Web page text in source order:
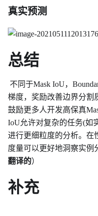
真实预测
总结
不同于Mask IoU，
梯度，奖励改善边界分割
鼓励更多人开发高保真
IoU允许对复杂的任务(如
进行更细粒度的分析。在
度量可以更好地洞察实例
翻译的）
补充